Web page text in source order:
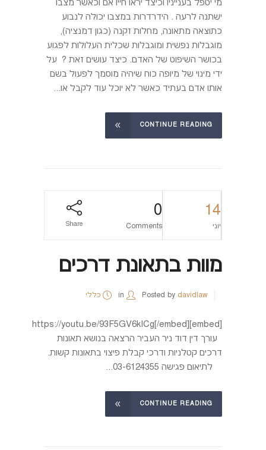
מי יטפל בענייניו וכיצד יראו חייו אם וכאשר מצבו
ישתנה לרעה . הידרדרות במצבו יכולה לנבוע
כתוצאה מתאונה, מחלות זקנה (כגון דמנציה),
מוגבלות נפשית ומוגבלות שכלית העלולות לפגוע
בכושר השיפוט של האדם. כיצד עושים זאת ? על
ידי מינוי של מיופה כוח שיהיה מוסמך לפעול בשם
אותו אדם בעתיד כאשר לא יוכל עוד לקבל או...
CONTINUE READING
14
יוני
0
Comments
Share
מוות בתאונת דרכים
Posted by davidlaw
in כללי
[embed]https://youtu.be/93F5GV6kICg[/embed]
עורך דין דוד ניר העביר הרצאה בנושא תאונות
דרכים קטלניות ודרכי קבלת פיצוי בתאונות קשות.
לתיאום פגישה 03-6124355...
CONTINUE READING